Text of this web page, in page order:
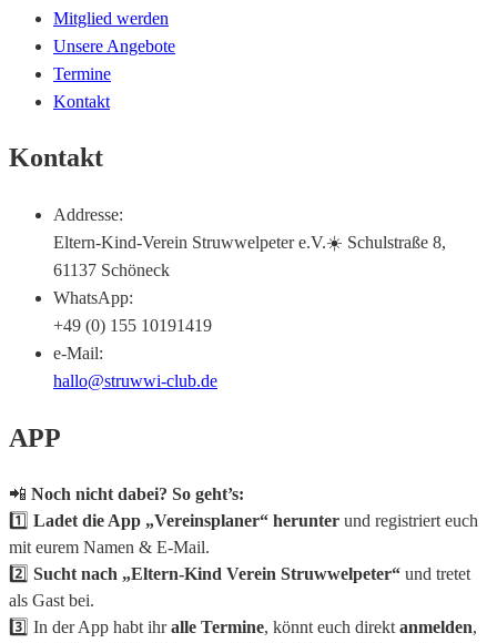
Mitglied werden
Unsere Angebote
Termine
Kontakt
Kontakt
Addresse:
Eltern-Kind-Verein Struwwelpeter e.V.☀️ Schulstraße 8,
61137 Schöneck
WhatsApp:
+49 (0) 155 10191419
e-Mail:
hallo@struwwi-club.de
APP
📲 Noch nicht dabei? So geht’s:
1️⃣ Ladet die App „Vereinsplaner“ herunter und registriert euch
mit eurem Namen & E-Mail.
2️⃣ Sucht nach „Eltern-Kind Verein Struwwelpeter“ und tretet
als Gast bei.
3️⃣ In der App habt ihralle Termine, könnt euch direkt anmelden,